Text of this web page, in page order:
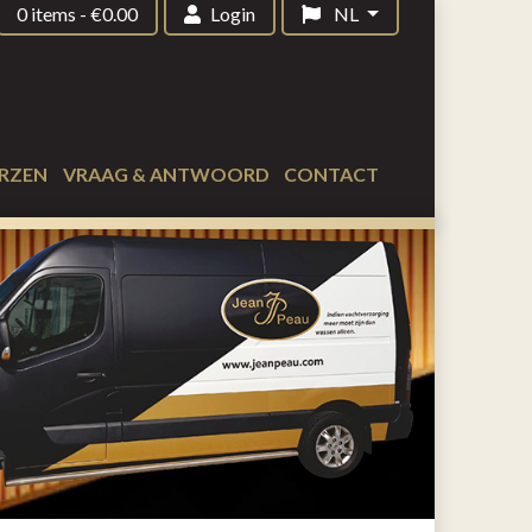
0 items -€0.00 Login NL
VRAAG & ANTWOORD CONTACT